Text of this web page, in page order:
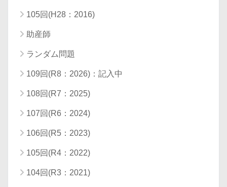
105回(H28：2016)
助産師
ランダム問題
109回(R8：2026)：記入中
108回(R7：2025)
107回(R6：2024)
106回(R5：2023)
105回(R4：2022)
104回(R3：2021)